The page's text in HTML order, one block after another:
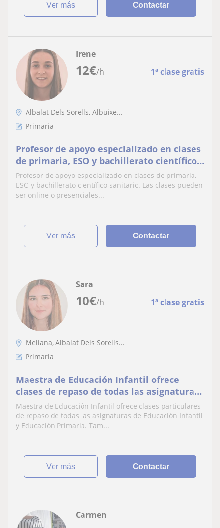
ver más Contactar
12€/h 1ª clase gratis
Irene
Albalat Dels Sorells, Albuixe...
Primaria
Profesor de apoyo especializado en clases
de primaria, ESO y bachillerato científico-
sanitario. Las clases pueden ser online o
presenciales
Profesor de apoyo especializado en clases de primaria,
ESO y bachillerato científico-sanitario. Las clases pueden
ser online o presenciales...
ver más Contactar
10€/h 1ª clase gratis
Sara
Meliana, Albalat Dels Sorells...
Primaria
Maestra de Educación Infantil ofrece
clases de repaso de todas las asignaturas
y de inglés a niños de Infantil y Primaria
Maestra de Educación Infantil ofrece clases particulares
de repaso de todas las asignaturas de Educación Infantil
y Educación Primaria. Tam...
ver más Contactar
Carmen